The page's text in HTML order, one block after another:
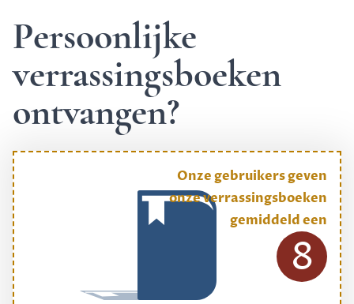
Persoonlijke
verrassingsboeken
ontvangen?
Onze gebruikers geven
onze verrassingsboeken
gemiddeld een
8